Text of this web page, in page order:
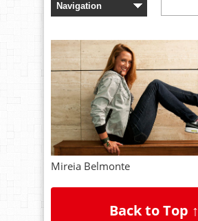
Mireia Belmonte
Back to Top ↑